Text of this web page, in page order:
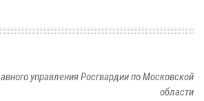
управления Росгвардии по Московской
области